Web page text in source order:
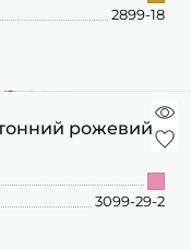
2899-18
рожевий
3099-29-2